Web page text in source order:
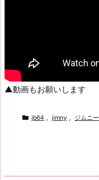
▲動画もお願いします
jb64 , jimny , ジムニー